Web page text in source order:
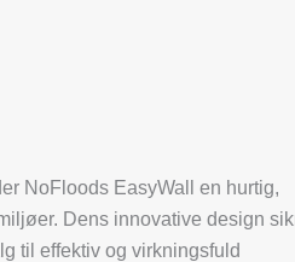
NoFloods EasyWall en hurtig,
Dens innovative design
til effektiv og virkningsfuld